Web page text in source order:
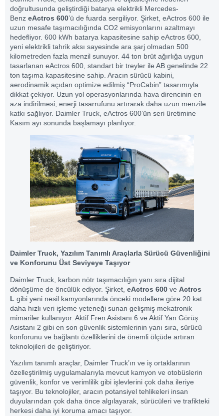
doğrultusunda geliştirdiği batarya elektrikli Mercedes-
Benz eActros 600’ü de fuarda sergiliyor. Şirket, eActros 600 ile
uzun mesafe taşımacılığında CO2 emisyonlarını azaltmayı
hedefliyor. 600 kWh batarya kapasitesine sahip eActros 600,
yeni elektrikli tahrik aksı sayesinde ara şarj olmadan 500
kilometreden fazla menzil sunuyor. 44 ton brüt ağırlığa uygun
tasarlanan eActros 600, standart bir treyler ile AB genelinde 22
ton taşıma kapasitesine sahip. Aracın sürücü kabini,
aerodinamik açıdan optimize edilmiş “ProCabin” tasarımıyla
dikkat çekiyor. Uzun yol operasyonlarında hava direncinin en
aza indirilmesi, enerji tasarrufunu artırarak daha uzun menzile
katkı sağlıyor. Daimler Truck, eActros 600’ün seri üretimine
Kasım ayı sonunda başlamayı planlıyor.
Daimler Truck, Yazılım Tanımlı Araçlarla Sürücü Güvenliğini
ve Konforunu Üst Seviyeye Taşıyor
Daimler Truck, karbon nötr taşımacılığın yanı sıra dijital
dönüşüme de öncülük ediyor. Şirket, eActros 600 ve Actros
L gibi yeni nesil kamyonlarında önceki modellere göre 20 kat
daha hızlı veri işleme yeteneği sunan gelişmiş mekatronik
mimariler kullanıyor. Aktif Fren Asistanı 6 ve Aktif Yan Görüş
Asistanı 2 gibi en son güvenlik sistemlerinin yanı sıra, sürücü
konforunu ve bağlantı özelliklerini de önemli ölçüde artıran
teknolojileri de geliştiriyor.
Yazılım tanımlı araçlar, Daimler Truck’ın ve iş ortaklarının
özelleştirilmiş uygulamalarıyla mevcut kamyon ve otobüslerin
güvenlik, konfor ve verimlilik gibi işlevlerini çok daha ileriye
taşıyor. Bu teknolojiler, aracın potansiyel tehlikeleri insan
duyularından çok daha önce algılayarak, sürücüleri ve trafikteki
herkesi daha iyi koruma amacı taşıyor.